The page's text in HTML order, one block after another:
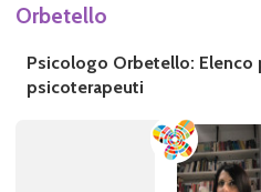
Orbetello
Psicologo Orbetello: Elenco
psicoterapeuti